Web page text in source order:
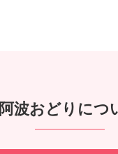
阿波おどりにつ